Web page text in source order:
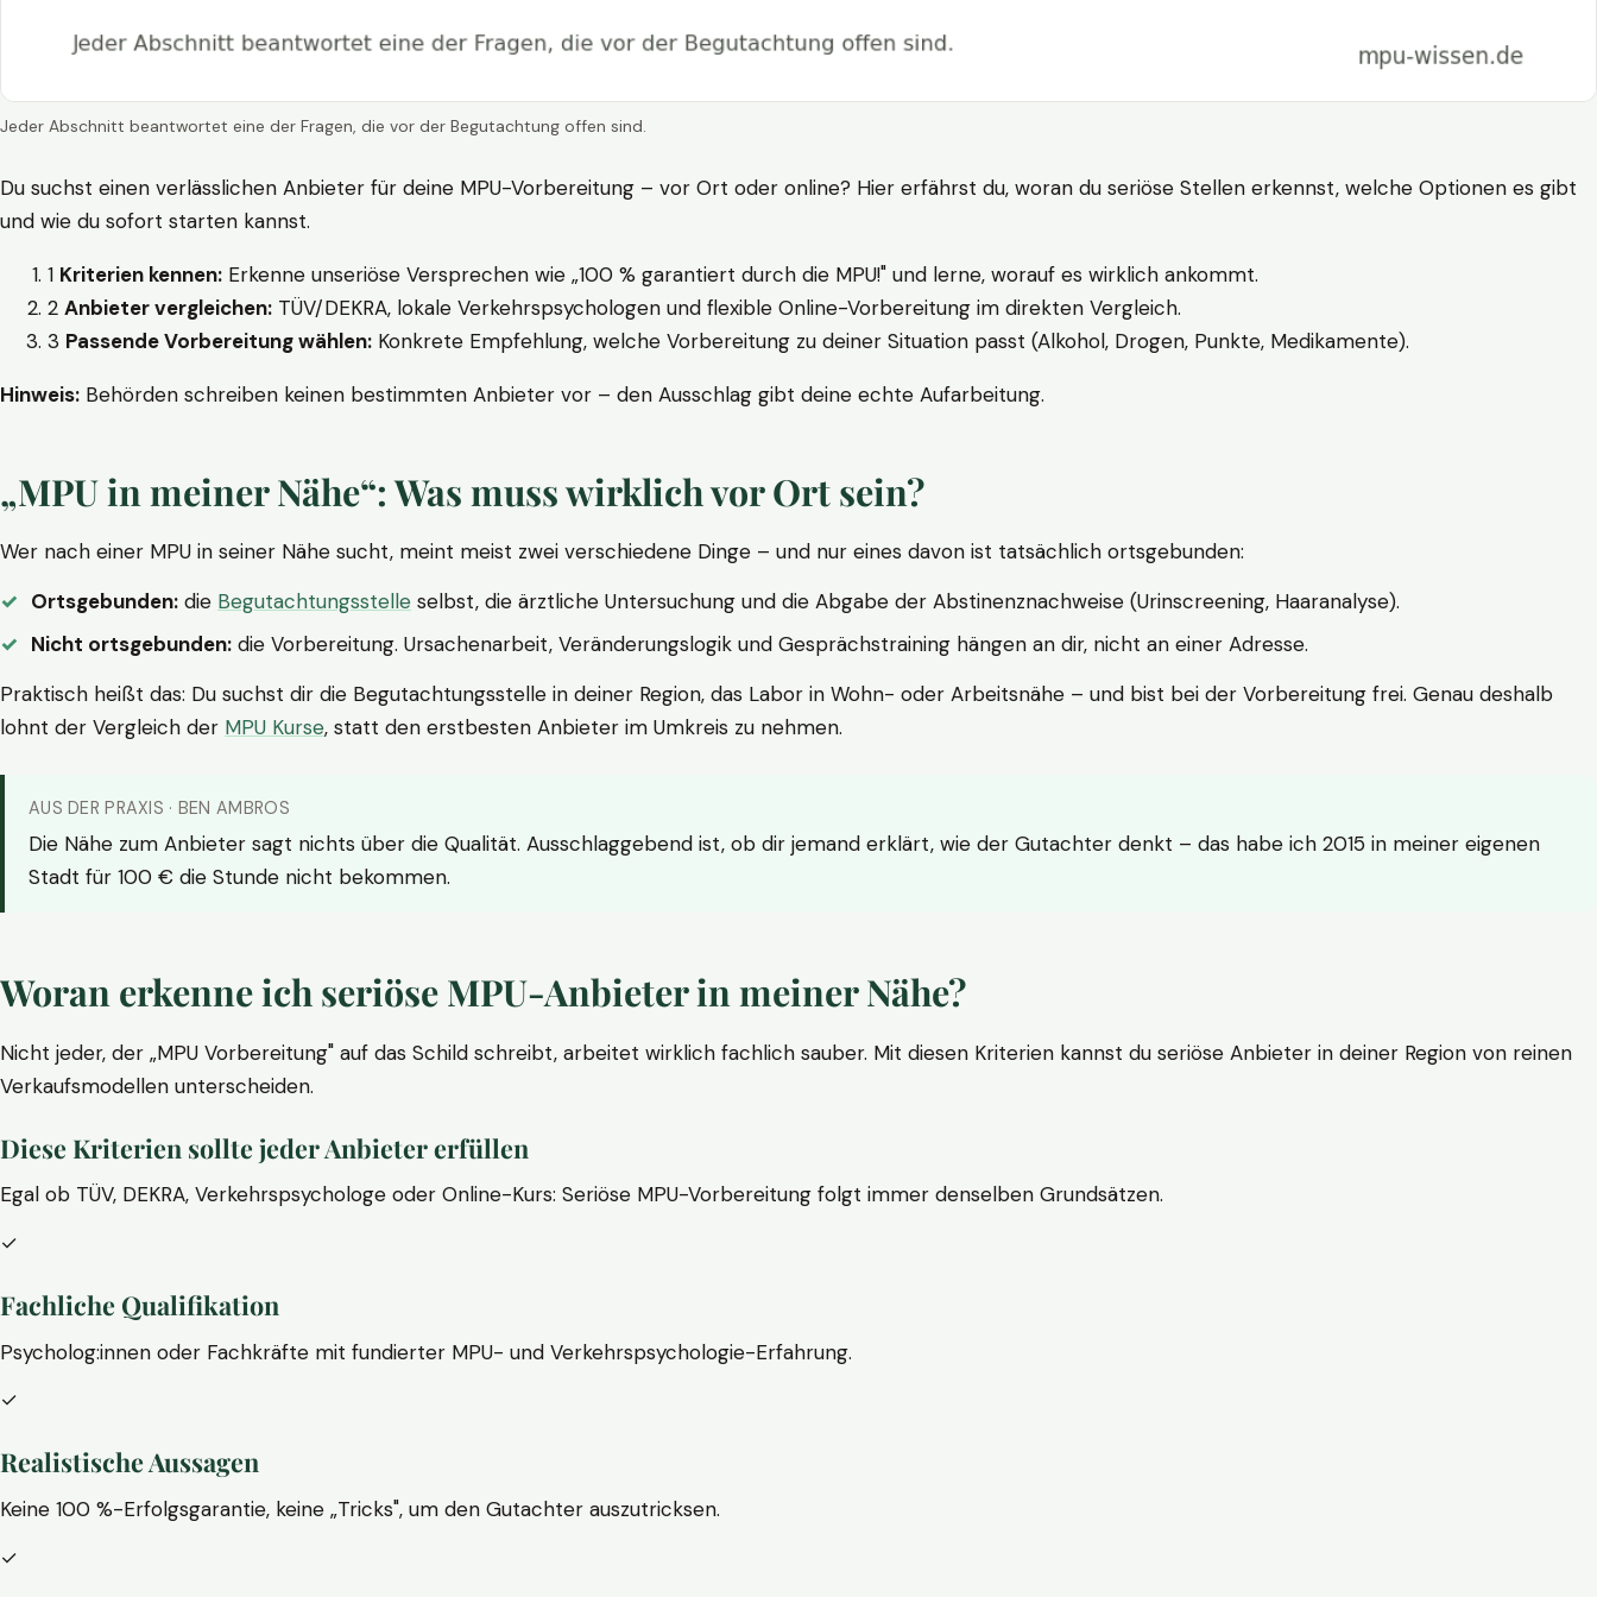
Jeder Abschnitt beantwortet eine der Fragen, die vor der Begutachtung offen sind.
Du suchst einen verlässlichen Anbieter für deine MPU-Vorbereitung – vor Ort oder online? Hier erfährst du, woran du seriöse Stellen erkennst, welche Optionen es gibt
und wie du sofort starten kannst.
1 Kriterien kennen: Erkenne unseriöse Versprechen wie „100 % garantiert durch die MPU!" und lerne, worauf es wirklich ankommt.
2 Anbieter vergleichen: TÜV/DEKRA, lokale Verkehrspsychologen und flexible Online-Vorbereitung im direkten Vergleich.
3 Passende Vorbereitung wählen: Konkrete Empfehlung, welche Vorbereitung zu deiner Situation passt (Alkohol, Drogen, Punkte, Medikamente).
Hinweis: Behörden schreiben keinen bestimmten Anbieter vor – den Ausschlag gibt deine echte Aufarbeitung.
„MPU in meiner Nähe“: Was muss wirklich vor Ort sein?
Wer nach einer MPU in seiner Nähe sucht, meint meist zwei verschiedene Dinge – und nur eines davon ist tatsächlich ortsgebunden:
Ortsgebunden: die Begutachtungsstelle selbst, die ärztliche Untersuchung und die Abgabe der Abstinenznachweise (Urinscreening, Haaranalyse).
Nicht ortsgebunden: die Vorbereitung. Ursachenarbeit, Veränderungslogik und Gesprächstraining hängen an dir, nicht an einer Adresse.
Praktisch heißt das: Du suchst dir die Begutachtungsstelle in deiner Region, das Labor in Wohn- oder Arbeitsnähe – und bist bei der Vorbereitung frei. Genau deshalb
lohnt der Vergleich der MPU Kurse, statt den erstbesten Anbieter im Umkreis zu nehmen.
AUS DER PRAXIS · BEN AMBROS
Die Nähe zum Anbieter sagt nichts über die Qualität. Ausschlaggebend ist, ob dir jemand erklärt, wie der Gutachter denkt – das habe ich 2015 in meiner eigenen
Stadt für 100 € die Stunde nicht bekommen.
Woran erkenne ich seriöse MPU-Anbieter in meiner Nähe?
Nicht jeder, der „MPU Vorbereitung" auf das Schild schreibt, arbeitet wirklich fachlich sauber. Mit diesen Kriterien kannst du seriöse Anbieter in deiner Region von reinen
Verkaufsmodellen unterscheiden.
Diese Kriterien sollte jeder Anbieter erfüllen
Egal ob TÜV, DEKRA, Verkehrspsychologe oder Online-Kurs: Seriöse MPU-Vorbereitung folgt immer denselben Grundsätzen.
✓
Fachliche Qualifikation
Psycholog:innen oder Fachkräfte mit fundierter MPU- und Verkehrspsychologie-Erfahrung.
✓
Realistische Aussagen
Keine 100 %-Erfolgsgarantie, keine „Tricks", um den Gutachter auszutricksen.
✓